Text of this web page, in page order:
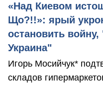
«Над Киевом
Що?!!»: ярый
остановить войну,
Украина"
Игорь Мосийчук*
складов